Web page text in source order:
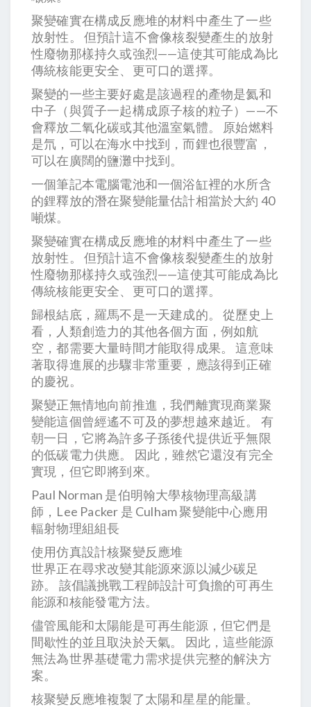
聚變確實在構成反應堆的材料中產生了一些
放射性。 但預計這不會像核裂變產生的放射
性廢物那樣持久或強烈——這使其可能成為比
傳統核能更安全、更可口的選擇。
聚變的一些主要好處是該過程的產物是氦和
中子（與質子一起構成原子核的粒子）——不
會釋放二氧化碳或其他溫室氣體。 原始燃料
是氘，可以在海水中找到，而鋰也很豐富，
可以在廣闊的鹽灘中找到。
一個筆記本電腦電池和一個浴缸裡的水所含
的鋰釋放的潛在聚變能量估計相當於大約 40
噸煤。
聚變確實在構成反應堆的材料中產生了一些
放射性。 但預計這不會像核裂變產生的放射
性廢物那樣持久或強烈——這使其可能成為比
傳統核能更安全、更可口的選擇。
歸根結底，羅馬不是一天建成的。 從歷史上
看，人類創造力的其他各個方面，例如航
空，都需要大量時間才能取得成果。 這意味
著取得進展的步驟非常重要，應該得到正確
的慶祝。
聚變正無情地向前推進，我們離實現商業聚
變能這個曾經遙不可及的夢想越來越近。 有
朝一日，它將為許多子孫後代提供近乎無限
的低碳電力供應。 因此，雖然它還沒有完全
實現，但它即將到來。
Paul Norman 是伯明翰大學核物理高級講
師，Lee Packer 是 Culham 聚變能中心應用
輻射物理組組長
使用仿真設計核聚變反應堆
世界正在尋求改變其能源來源以減少碳足
跡。 該倡議挑戰工程師設計可負擔的可再生
能源和核能發電方法。
儘管風能和太陽能是可再生能源，但它們是
間歇性的並且取決於天氣。 因此，這些能源
無法為世界基礎電力需求提供完整的解決方
案。
核聚變反應堆複製了太陽和星星的能量。